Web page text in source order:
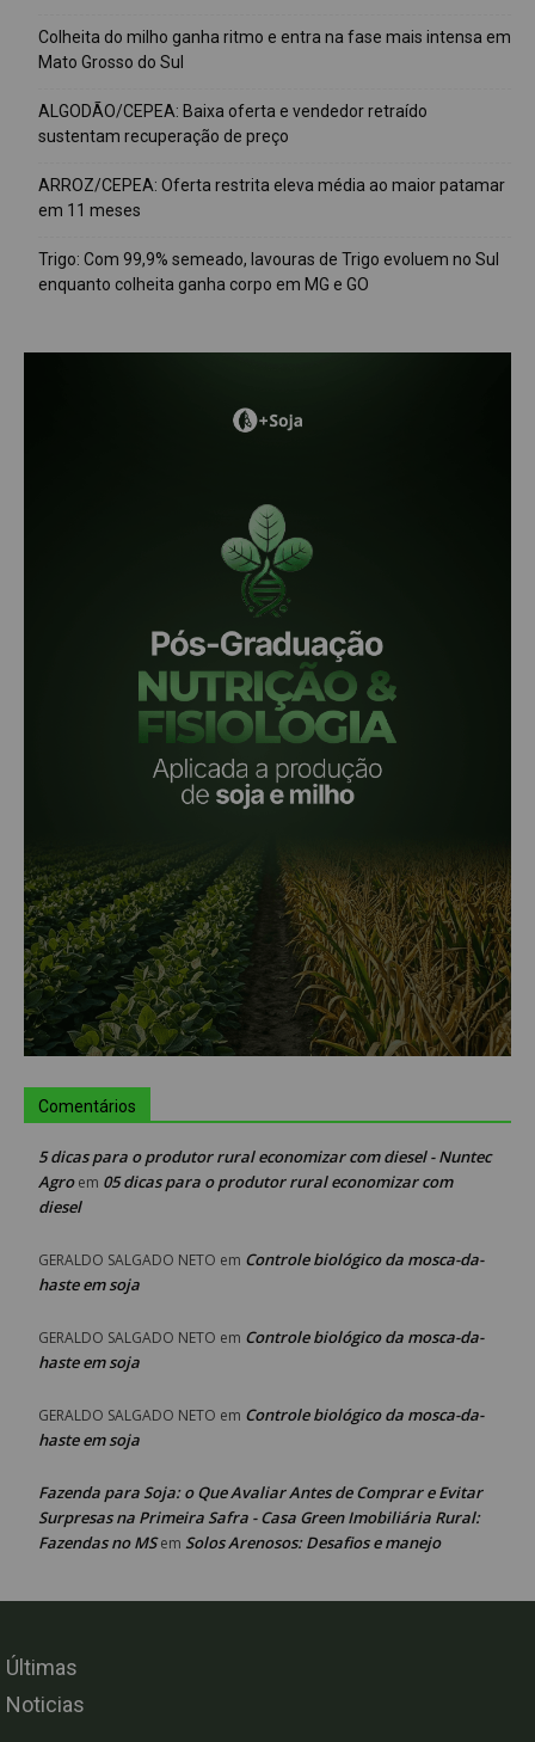
Colheita do milho ganha ritmo e entra na fase mais intensa em
Mato Grosso do Sul
ALGODÃO/CEPEA: Baixa oferta e vendedor retraído
sustentam recuperação de preço
ARROZ/CEPEA: Oferta restrita eleva média ao maior patamar
em 11 meses
Trigo: Com 99,9% semeado, lavouras de Trigo evoluem no Sul
enquanto colheita ganha corpo em MG e GO
Comentários
5 dicas para o produtor rural economizar com diesel - Nuntec
Agroem 05 dicas para o produtor rural economizar com
diesel
GERALDO SALGADO NETO em Controle biológico da mosca-da-
haste em soja
GERALDO SALGADO NETO em Controle biológico da mosca-da-
haste em soja
GERALDO SALGADO NETO em Controle biológico da mosca-da-
haste em soja
Fazenda para Soja: o Que Avaliar Antes de Comprar e Evitar
Surpresas na Primeira Safra - Casa Green Imobiliária Rural:
Fazendas no MSem Solos Arenosos: Desafios e manejo
Últimas
Noticias